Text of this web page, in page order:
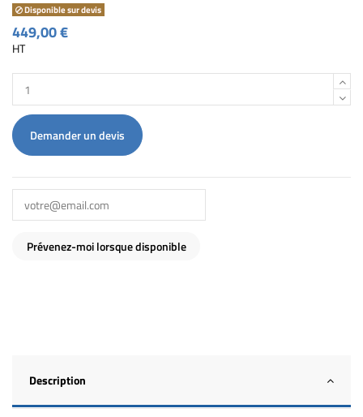
Disponible sur devis
449,00 €
HT
Demander un devis
Description